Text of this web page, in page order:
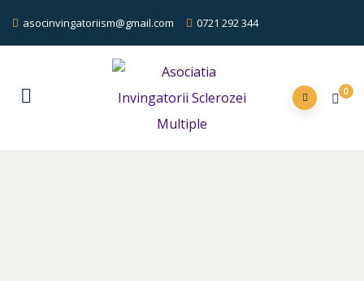
asocinvingatoriism@gmail.com 0721 292 344
0